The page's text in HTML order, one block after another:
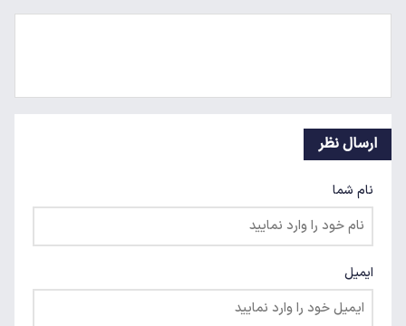
ارسال نظر
نام شما
ایمیل